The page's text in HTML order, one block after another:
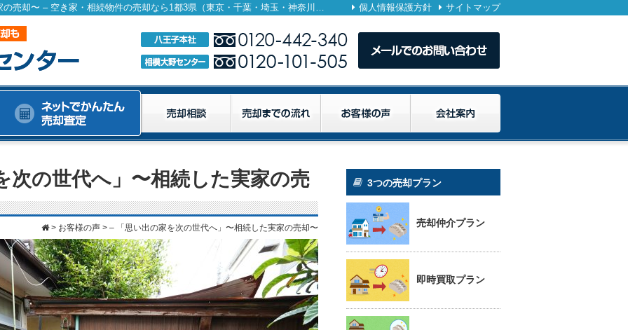
– 「思い出の家を次の世代へ」〜相続した実家の売却〜 – 空き家・相続物件の売却なら1都3県（東京・千葉・埼玉・神奈川）に対応のマトリックストラスト 個人情報保護方針 サイトマップ
次の世代へ」〜相続した実家の売
> お客様の声 > – 「思い出の家を次の世代へ」〜相続した実家の売却〜
3つの売却プラン
売却仲介プラン
即時買取プラン